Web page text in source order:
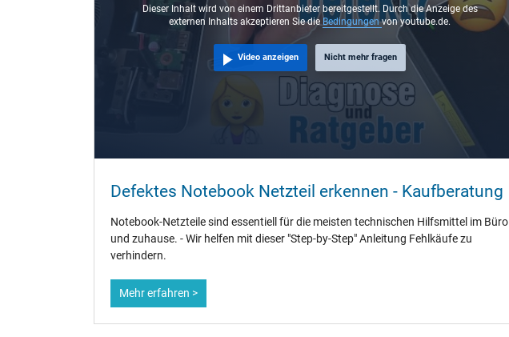
Stift im Stecker
Länge Anschlusskabel (m) (ca.)
Prüfsiegel
Dieser Inhalt wird von einem Drittanbieter bereitgestellt. Durch die Anzeige des
externen Inhalts akzeptieren Sie dieBedingungenvon youtube.de.
Video anzeigen Nicht mehr fragen
Defektes Notebook Netzteil erkennen - Kaufberatung
Notebook-Netzteile sind essentiell für die meisten technischen Hilfsmittel im Büro
und zuhause. - Wir helfen mit dieser "Step-by-Step" Anleitung Fehlkäufe zu
verhindern.
Mehr erfahren >